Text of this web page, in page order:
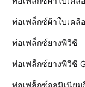
ท่อเฟล็กซ์ผ้าใบเคลื
ท่อเฟล็กซ์ยางพีวีซี
ท่อเฟล็กซ์ยางพีวีซี
ท่อเฟล็กซ์อลูมิเนียม